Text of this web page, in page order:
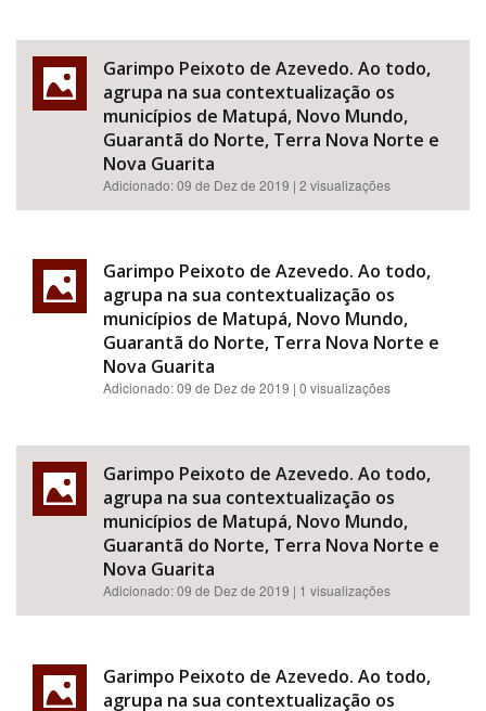
Garimpo Peixoto de Azevedo. Ao todo,
agrupa na sua contextualização os
municípios de Matupá, Novo Mundo,
Guarantã do Norte, Terra Nova Norte e
Nova Guarita
Adicionado:09 de Dez de 2019 | 2 visualizações
Garimpo Peixoto de Azevedo. Ao todo,
agrupa na sua contextualização os
municípios de Matupá, Novo Mundo,
Guarantã do Norte, Terra Nova Norte e
Nova Guarita
Adicionado:09 de Dez de 2019 | 0 visualizações
Garimpo Peixoto de Azevedo. Ao todo,
agrupa na sua contextualização os
municípios de Matupá, Novo Mundo,
Guarantã do Norte, Terra Nova Norte e
Nova Guarita
Adicionado:09 de Dez de 2019 | 1 visualizações
Garimpo Peixoto de Azevedo. Ao todo,
agrupa na sua contextualização os